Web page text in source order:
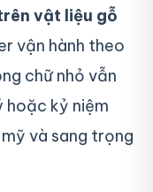
vật liệu gỗ
vận hành theo
chữ nhỏ vẫn
hoặc kỷ niệm
và sang trọng